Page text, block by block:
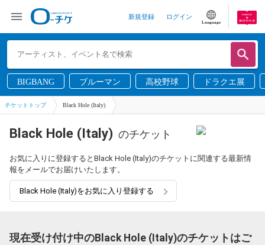
新規登録 ログイン
Language
BIGBANG ブルーマン 高校野球 ドラクエ展
チケットトップ Black Hole (Italy)
Black Hole (Italy) のチケット
お気に入りに登録するとBlack Hole (Italy)のチケットに関連する最新情
報をメールでお届けいたします。
Black Hole (Italy)をお気に入り登録する
現在受け付け中のBlack Hole (Italy)のチケットはご